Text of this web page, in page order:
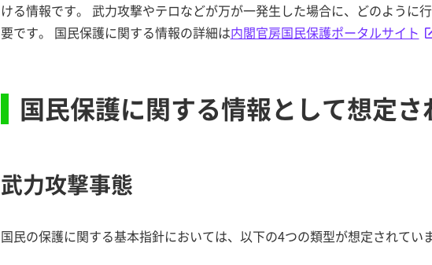
ける情報です。 武力攻撃やテロなどが万が一発生した場合に、どのように
要です。 国民保護に関する情報の詳細は内閣官房国民保護ポータルサイト
国民保護に関する情報として想定
武力攻撃事態
国民の保護に関する基本指針においては、以下の4つの類型が想定されてい